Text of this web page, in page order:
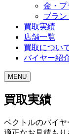
金・プ
ブラン
買取実績
店舗一覧
買取につい
バイヤー紹
MENU
買取実績
ベクトルのバイヤ